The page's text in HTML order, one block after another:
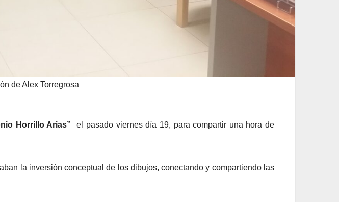
de Alex Torregrosa
Horrillo Arias” el pasado viernes día 19, para compartir una hora de
la inversión conceptual de los dibujos, conectando y compartiendo las